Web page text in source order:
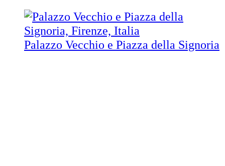
Palazzo Vecchio e Piazza della Signoria